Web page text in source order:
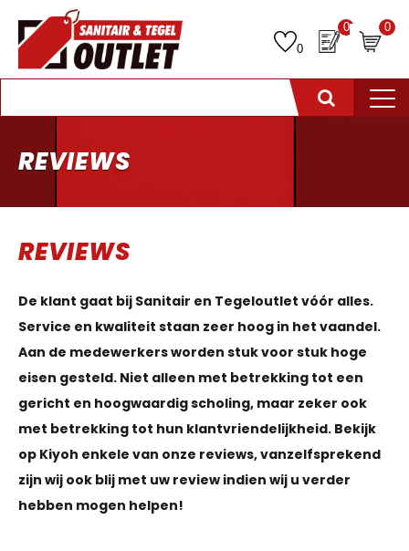
0
0 0
REVIEWS
REVIEWS
De klant gaat bij Sanitair en Tegeloutlet vóór alles.
Service en kwaliteit staan zeer hoog in het vaandel.
Aan de medewerkers worden stuk voor stuk hoge
eisen gesteld. Niet alleen met betrekking tot een
gericht en hoogwaardig scholing, maar zeker ook
met betrekking tot hun klantvriendelijkheid. Bekijk
op Kiyoh enkele van onze reviews, vanzelfsprekend
zijn wij ook blij met uw review indien wij u verder
hebben mogen helpen!